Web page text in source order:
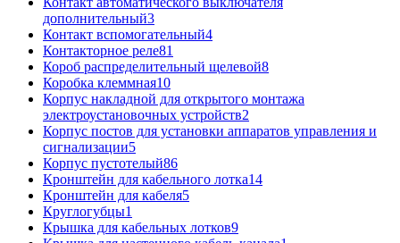
дополнительный3
Контакт вспомогательный4
Контакторное реле81
Короб распределительный щелевой8
Коробка клеммная10
Корпус накладной для открытого монтажа
электроустановочных устройств2
Корпус постов для установки аппаратов управления и
сигнализации5
Корпус пустотелый86
Кронштейн для кабельного лотка14
Кронштейн для кабеля5
Круглогубцы1
Крышка для кабельных лотков9